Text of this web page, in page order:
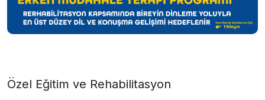
Özel Eğitim ve Rehabilitasyon